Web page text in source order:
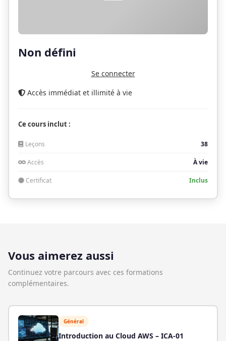
Non défini
Se connecter
Accès immédiat et illimité à vie
Ce cours inclut :
Leçons 38
Accès À vie
Certificat Inclus
Vous aimerez aussi
Continuez votre parcours avec ces formations
complémentaires.
Général
Introduction au Cloud AWS – ICA-01